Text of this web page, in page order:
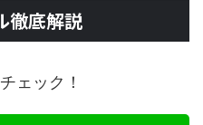
徹底解説
ェック！